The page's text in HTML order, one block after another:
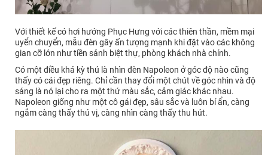
Với thiết kế có hơi hướng Phục Hưng với các thiên thần, mềm mại
uyển chuyển, mẫu đèn gây ấn tượng mạnh khi đặt vào các không
gian cỡ lớn như tiền sảnh biệt thự, phòng khách nhà chính.
Có một điều khá kỳ thú là nhìn đèn Napoleon ở góc độ nào cũng
thấy có cái đẹp riêng. Chỉ cần thay đổi một chút về góc nhìn và độ
sáng là nó lại cho ra một thứ màu sắc, cảm giác khác nhau.
Napoleon giống như một cô gái đẹp, sâu sắc và luôn bí ẩn, càng
ngắm càng thấy thú vị, càng nhìn càng thấy thu hút.